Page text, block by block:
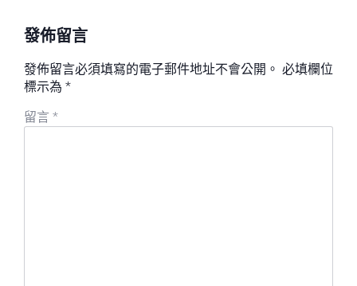
發佈留言
發佈留言必須填寫的電子郵件地址不會公開。 必填欄位
標示為 *
留言 *